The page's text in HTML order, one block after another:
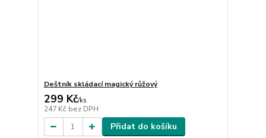
Deštník skládací magický růžový
299 Kč/ks
247 Kč bez DPH
Přidat do košíku